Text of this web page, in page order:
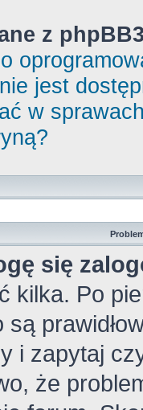
z
jest
w
się
kilka. Po
są
i zapytaj
że